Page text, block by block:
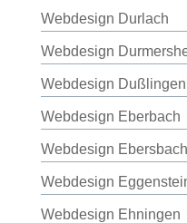
Webdesign Durlach
Webdesign
Webdesign Dußlingen
Webdesign Eberbach
Webdesign
Webdesign
Webdesign Ehningen